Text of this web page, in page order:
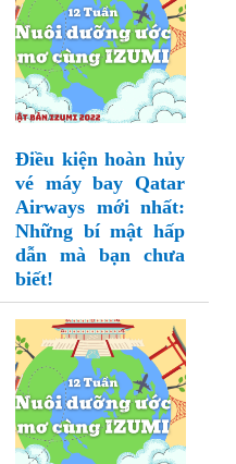
Điều kiện hoàn hủy
vé máy bay Qatar
Airways mới nhất:
Những bí mật hấp
dẫn mà bạn chưa
biết!